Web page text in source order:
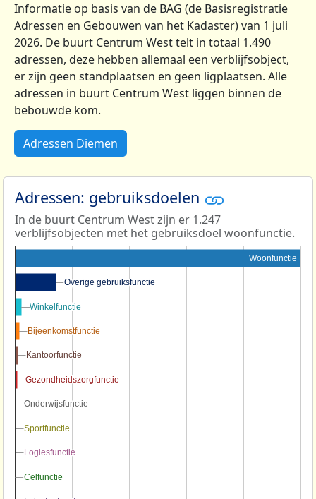
Informatie op basis van de BAG (de Basisregistratie
Adressen en Gebouwen van het Kadaster) van 1 juli
2026. De buurt Centrum West telt in totaal 1.490
adressen, deze hebben allemaal een verblijfsobject,
er zijn geen standplaatsen en geen ligplaatsen. Alle
adressen in buurt Centrum West liggen binnen de
bebouwde kom.
Adressen Diemen
Adressen: gebruiksdoelen
In de buurt Centrum West zijn er 1.247
verblijfsobjecten met het gebruiksdoel woonfunctie.
Woonfunctie
Overige gebruiksfunctie
Overige gebruiksfunctie
Winkelfunctie
Winkelfunctie
Bijeenkomstfunctie
Bijeenkomstfunctie
Kantoorfunctie
Kantoorfunctie
Gezondheidszorgfunctie
Gezondheidszorgfunctie
Onderwijsfunctie
Onderwijsfunctie
Sportfunctie
Sportfunctie
Logiesfunctie
Logiesfunctie
Celfunctie
Celfunctie